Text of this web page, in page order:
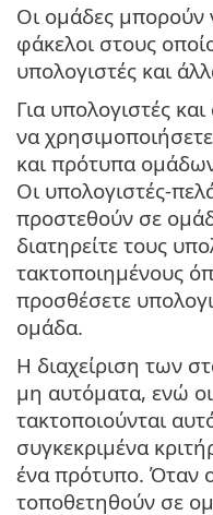
Οι ομάδες
φάκελοι στους
υπολογιστές και
Για υπολογιστές
να
και πρότυπα
Οι υπολογιστές-
προστεθούν σε
διατηρείτε τους
τακτοποιημένους
προσθέσετε
ομάδα.
Η διαχείριση των
μη αυτόματα, ενώ
τακτοποιούνται
συγκεκριμένα
ένα πρότυπο. Όταν
τοποθετηθούν σε